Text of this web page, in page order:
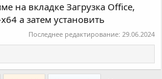
на вкладке Загрузка Office,
а затем установить
Последнее редактирование: 29.06.2024